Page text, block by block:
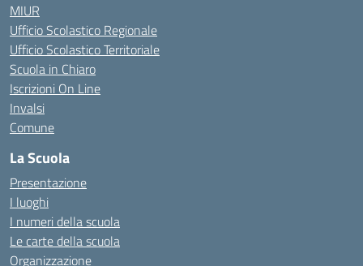
MIUR
Ufficio Scolastico Regionale
Ufficio Scolastico Territoriale
Scuola in Chiaro
Iscrizioni On Line
Invalsi
Comune
La Scuola
Presentazione
I luoghi
I numeri della scuola
Le carte della scuola
Organizzazione